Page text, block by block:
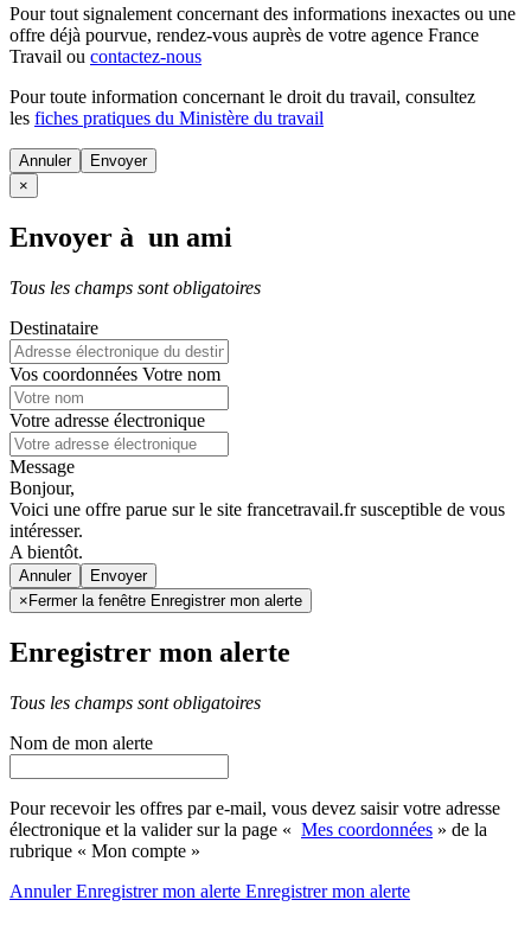
Pour tout signalement concernant des informations inexactes ou une
offre déjà pourvue, rendez-vous auprès de votre agence France
Travail ou contactez-nous
Pour toute information concernant le droit du travail, consultez
les fiches pratiques du Ministère du travail
Annuler
×
Envoyer à un ami
Tous les champs sont obligatoires
Destinataire
Vos coordonnées Votre nom
Votre adresse électronique
Message
Bonjour,
Voici une offre parue sur le site francetravail.fr susceptible de vous
intéresser.
A bientôt.
Annuler
× Fermer la fenêtre Enregistrer mon alerte
Enregistrer mon alerte
Tous les champs sont obligatoires
Nom de mon alerte
Pour recevoir les offres par e-mail, vous devez saisir votre adresse
électronique et la valider sur la page « Mes coordonnées » de la
rubrique « Mon compte »
AnnulerEnregistrer mon alerte Enregistrermon alerte